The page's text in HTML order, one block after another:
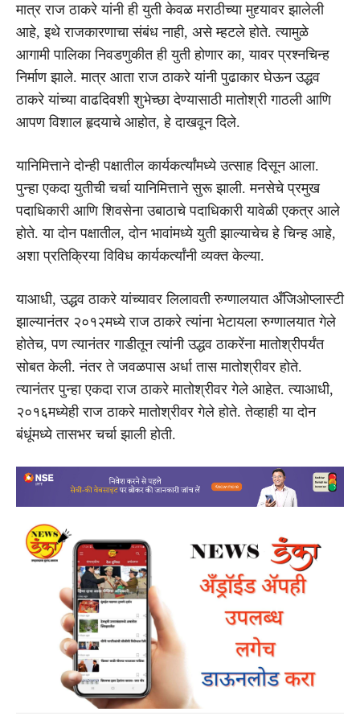
मात्र राज ठाकरे यांनी ही युती केवळ मराठीच्या मुद्द्यावर झालेली
आहे, इथे राजकारणाचा संबंध नाही, असे म्हटले होते. त्यामुळे
आगामी पालिका निवडणुकीत ही युती होणार का, यावर प्रश्नचिन्ह
निर्माण झाले. मात्र आता राज ठाकरे यांनी पुढाकार घेऊन उद्धव
ठाकरे यांच्या वाढदिवशी शुभेच्छा देण्यासाठी मातोश्री गाठली आणि
आपण विशाल हृदयाचे आहोत, हे दाखवून दिले.
यानिमित्ताने दोन्ही पक्षातील कार्यकर्त्यांमध्ये उत्साह दिसून आला.
पुन्हा एकदा युतीची चर्चा यानिमित्ताने सुरू झाली. मनसेचे प्रमुख
पदाधिकारी आणि शिवसेना उबाठाचे पदाधिकारी यावेळी एकत्र आले
होते. या दोन पक्षातील, दोन भावांमध्ये युती झाल्याचेच हे चिन्ह आहे,
अशा प्रतिक्रिया विविध कार्यकर्त्यांनी व्यक्त केल्या.
याआधी, उद्धव ठाकरे यांच्यावर लिलावती रुग्णालयात अँजिओप्लास्टी
झाल्यानंतर २०१२मध्ये राज ठाकरे त्यांना भेटायला रुग्णालयात गेले
होतेच, पण त्यानंतर गाडीतून त्यांनी उद्धव ठाकरेंना मातोश्रीपर्यंत
सोबत केली. नंतर ते जवळपास अर्धा तास मातोश्रीवर होते.
त्यानंतर पुन्हा एकदा राज ठाकरे मातोश्रीवर गेले आहेत. त्याआधी,
२०१६मध्येही राज ठाकरे मातोश्रीवर गेले होते. तेव्हाही या दोन
बंधूंमध्ये तासभर चर्चा झाली होती.